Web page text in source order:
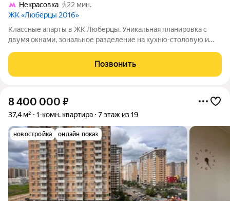
Некрасовка
22 мин.
ЖК «Люберцы 2016»
Классные апарты в ЖК Люберцы. Уникальная планировка с
двумя окнами, зональное разделение на кухню-столовую и
качественных материалов, на полу ламинат, стены-обои под
покраску, с/у в
Позвонить
8 400 000 ₽
37,4 м² 1-комн. квартира 7 этаж из 19
новостройка онлайн показ